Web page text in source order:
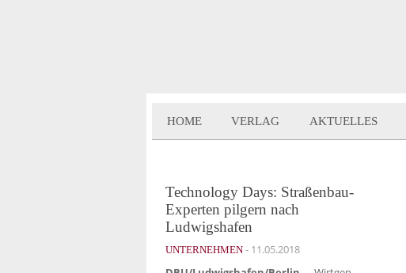
HOME VERLAG AKTUELLES
Technology Days: Straßenbau-
Experten pilgern nach
Ludwigshafen
UNTERNEHMEN - 11.05.2018